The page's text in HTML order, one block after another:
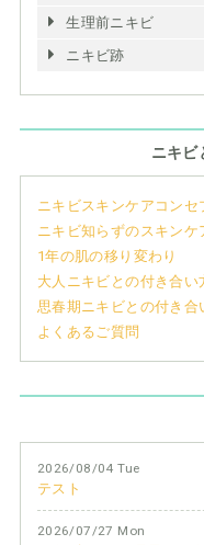
生理前ニキビ
ニキビ跡
ニキビ
ニキビスキンケアコンセ
ニキビ知らずのスキンケ
1年の肌の移り変わり
大人ニキビとの付き合い
思春期ニキビとの付き合
よくあるご質問
2026/08/04 Tue
テスト
2026/07/27 Mon